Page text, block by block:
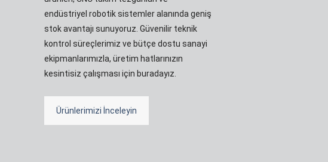
endüstriyel robotik sistemler alanında geniş
stok avantajı sunuyoruz. Güvenilir teknik
kontrol süreçlerimiz ve bütçe dostu sanayi
ekipmanlarımızla, üretim hatlarınızın
kesintisiz çalışması için buradayız.
Ürünlerimizi İnceleyin